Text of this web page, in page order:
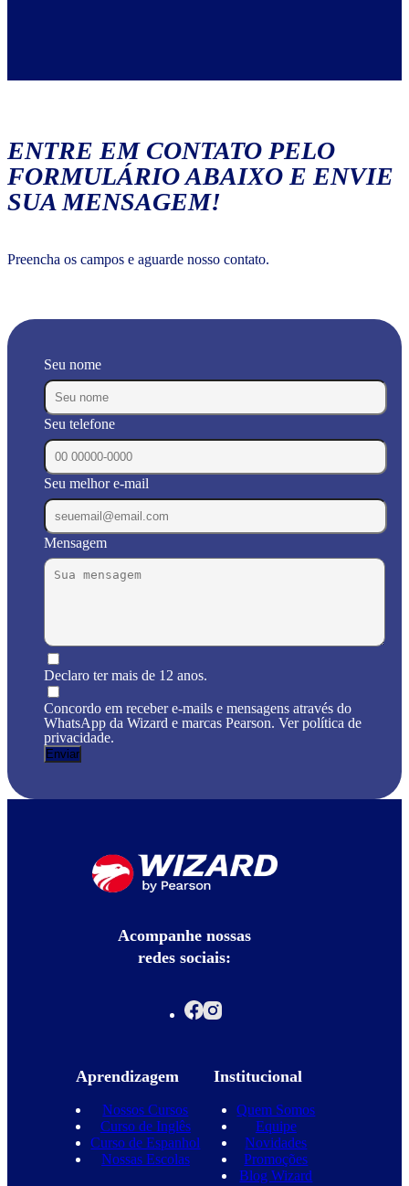
ENTRE EM CONTATO PELO
FORMULÁRIO ABAIXO E ENVIE
SUA MENSAGEM!
Preencha os campos e aguarde nosso contato.
Seu nome
Seu telefone
Seu melhor e-mail
Mensagem
Declaro ter mais de 12 anos.
Concordo em receber e-mails e mensagens através do
WhatsApp da Wizard e marcas Pearson. Ver política de
privacidade.
Acompanhe nossas
redes sociais:
Aprendizagem
Nossos Cursos
Curso de Inglês
Curso de Espanhol
Nossas Escolas
Institucional
Quem Somos
Equipe
Novidades
Promoções
Blog Wizard